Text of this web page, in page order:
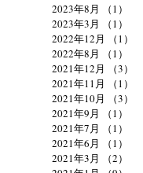
2023年8月 （1）
2023年3月
（1）
2022年12月
（1）
2022年8月
（1）
2021年12月
（3）
2021年11月
（1）
2021年10月
（3）
2021年9月
（1）
2021年7月
（1）
2021年6月
（1）
2021年3月
（2）